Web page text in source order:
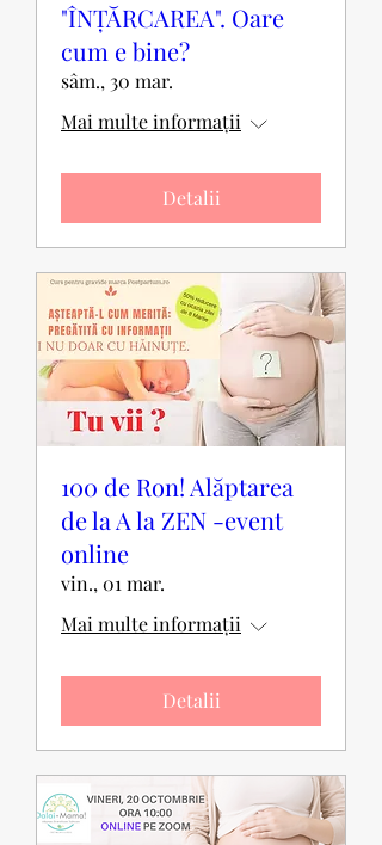
"ÎNȚĂRCAREA". Oare
cum e bine?
sâm., 30 mar.
Mai multe informații
Detalii
100 de Ron! Alăptarea
de la A la ZEN -event
online
vin., 01 mar.
Mai multe informații
Detalii